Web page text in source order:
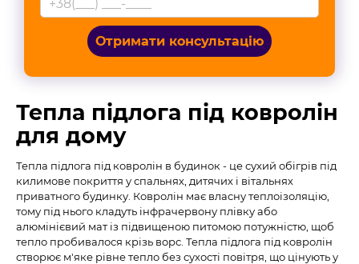
Отримати консультацію
Тепла підлога під ковролін
для дому
Тепла підлога під ковролін в будинок - це сухий обігрів під
килимове покриття у спальнях, дитячих і вітальнях
приватного будинку. Ковролін має власну теплоізоляцію,
тому під нього кладуть інфрачервону плівку або
алюмінієвий мат із підвищеною питомою потужністю, щоб
тепло пробивалося крізь ворс. Тепла підлога під ковролін
створює м'яке рівне тепло без сухості повітря, що цінують у